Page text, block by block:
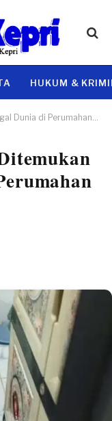
HUKUM &
Gladiola 7 Tebing